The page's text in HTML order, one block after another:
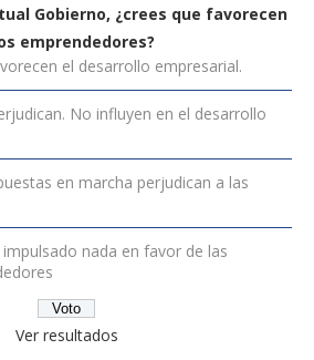
Gobierno, ¿crees que favorecen
emprendedores?
el desarrollo empresarial.
No influyen en el desarrollo
en marcha perjudican a las
nada en favor de las
Ver resultados